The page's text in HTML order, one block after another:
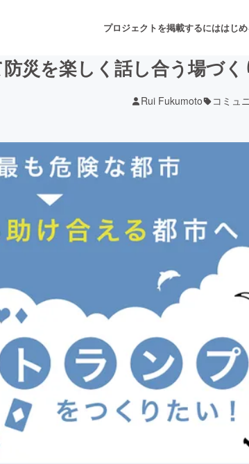
プロジェクトを掲載するにははじ
音楽
書籍・雑誌出版
CAMPFIRE for Social Good
CAMPFIREふるさと納税
災を楽しく話し合う場づ
Rui Fukumoto コミュ